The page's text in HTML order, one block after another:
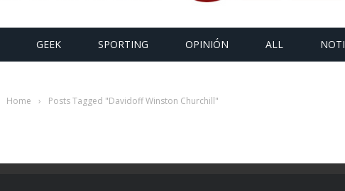
GEEK SPORTING OPINIÓN ALL
Home › Posts Tagged "Davidoff Winston Churchill"